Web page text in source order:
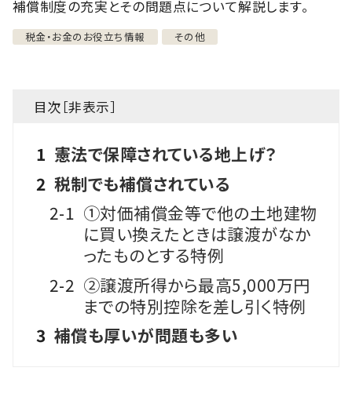
補償制度の充実とその問題点について解説します。
税金・お金のお役立ち情報 その他
目次［非表示］
1 憲法で保障されている地上げ？
2 税制でも補償されている
2-1 ①対価補償金等で他の土地建物
に買い換えたときは譲渡がなか
ったものとする特例
2-2 ②譲渡所得から最高5,000万円
までの特別控除を差し引く特例
3 補償も厚いが問題も多い